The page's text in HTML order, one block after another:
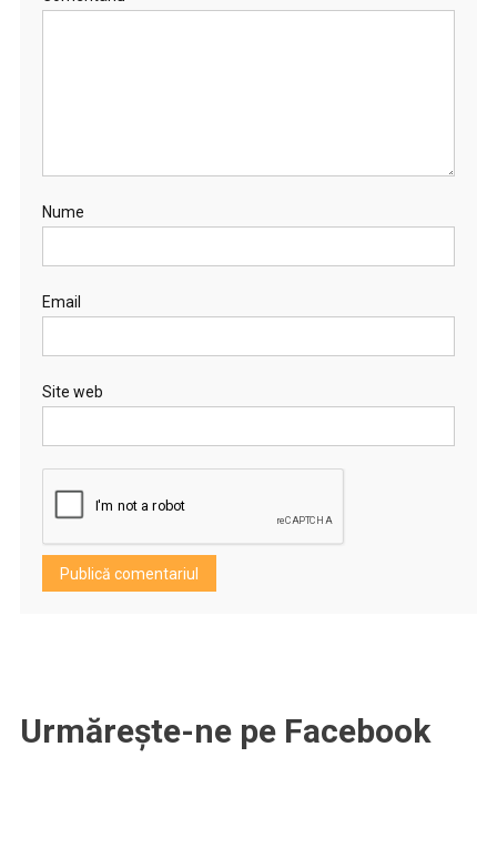
Nume
Email
Site web
Urmărește-ne pe Facebook